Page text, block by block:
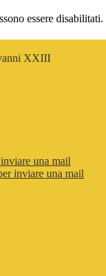
essere
XXIII
una mail
inviare una mail